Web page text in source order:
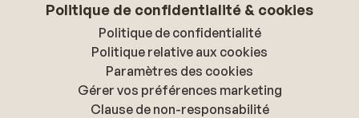
Politique de confidentialité & cookies
Politique de confidentialité
Politique relative aux cookies
Paramètres des cookies
Gérer vos préférences marketing
Clause de non-responsabilité